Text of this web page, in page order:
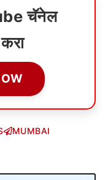
चॅनेल
MUMBAI